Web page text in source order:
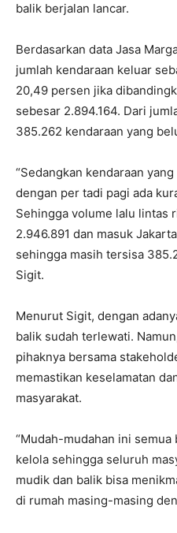
balik berjalan lancar.
Berdasarkan data Jasa
jumlah kendaraan keluar
20,49 persen jika
sebesar 2.894.164. Dari
385.262 kendaraan yang
“Sedangkan kendaraan
dengan per tadi pagi ada
Sehingga volume lalu lintas
2.946.891 dan masuk
sehingga masih tersisa
Sigit.
Menurut Sigit, dengan
balik sudah terlewati.
pihaknya bersama
memastikan keselamatan
masyarakat.
“Mudah-mudahan ini
kelola sehingga seluruh
mudik dan balik bisa
di rumah masing-masing